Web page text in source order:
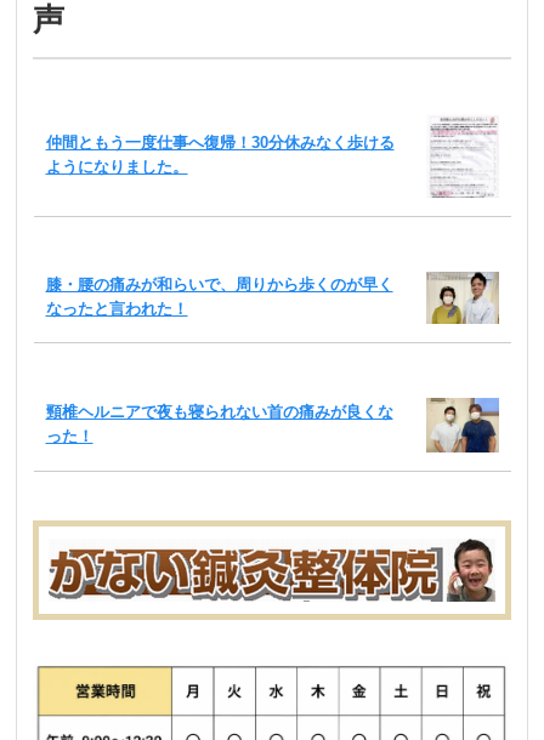
声
仲間ともう一度仕事へ復帰！30分休みなく歩ける
ようになりました。
膝・腰の痛みが和らいで、周りから歩くのが早く
なったと言われた！
頸椎ヘルニアで夜も寝られない首の痛みが良くな
った！